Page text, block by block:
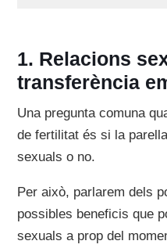
Relacions
transferència
Una pregunta comuna
de fertilitat és si la
sexuals o no.
Per això, parlarem dels
possibles beneficis que
sexuals a prop del